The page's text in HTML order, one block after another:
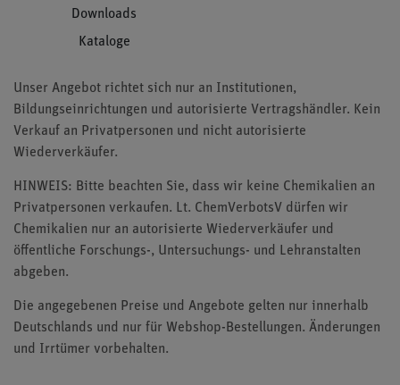
Downloads
Kataloge
Unser Angebot richtet sich nur an Institutionen,
Bildungseinrichtungen und autorisierte Vertragshändler. Kein
Verkauf an Privatpersonen und nicht autorisierte
Wiederverkäufer.
HINWEIS: Bitte beachten Sie, dass wir keine Chemikalien an
Privatpersonen verkaufen. Lt. ChemVerbotsV dürfen wir
Chemikalien nur an autorisierte Wiederverkäufer und
öffentliche Forschungs-, Untersuchungs- und Lehranstalten
abgeben.
Die angegebenen Preise und Angebote gelten nur innerhalb
Deutschlands und nur für Webshop-Bestellungen. Änderungen
und Irrtümer vorbehalten.